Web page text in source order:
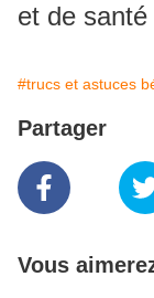
et de
#trucs et astuces
Partager
Vous